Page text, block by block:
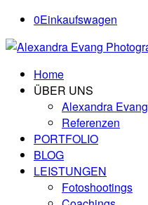
0Einkaufswagen
Home
ÜBER UNS
Alexandra Evang
Referenzen
PORTFOLIO
BLOG
LEISTUNGEN
Fotoshootings